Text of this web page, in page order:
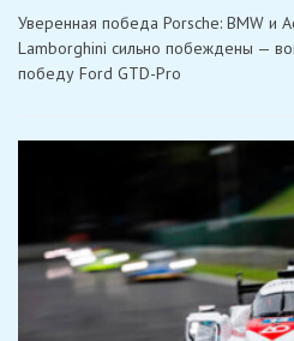
часа
юбилейная
победа
«Ford»
Уверенная победа Porsche: BMW и
Lamborghini сильно побеждены —
победу Ford GTD-Pro